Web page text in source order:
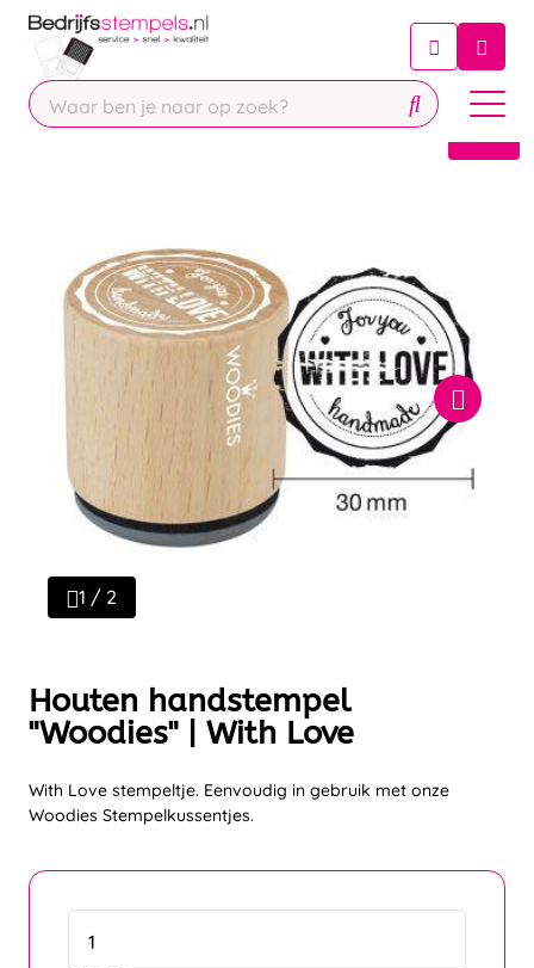
Chatbot
Chat 24/7 met onze chatbot voor
Contact
1 / 2
Houten handstempel
"Woodies" | With Love
With Love stempeltje. Eenvoudig in gebruik met onze
Woodies Stempelkussentjes.